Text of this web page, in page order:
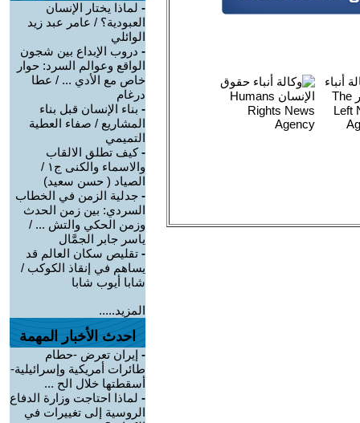
- لماذا يختار الإنسان
العبودية؟ / عامر عبد زيد
الوائلي
- دروب الإبداع بين شجون
الواقع وعوالم السرد: حوار
خاص مع الأدي ... / عطا
درغام
- بناء الإنسان قبل بناء
المشاريع / صفاء العطية
التميمي
-كيف تطلق الالقاب
والاسماء والكنى ج١ /
الصياد ‏( حسن سعيد‏)
- جدلية الزمن في الخطاب
السردي: بين زمن الحدث
وزمن الحكي والتش ... /
ياسر جابر الجمَّال
- تقليص سكان العالم قد
يساهم في إنقاذ الكوكب /
شابا أيوب شابا
المزيد.....
احدث الأخبار المهمة
- إيران تعرض -حطام
طائرات أمريكية وإسرائيلية-
أسقطتها خلال الح ...
- لماذا احتاجت وزارة الدفاع
الروسية إلى تغييرات في